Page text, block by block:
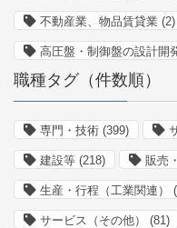
不動産業、物品賃貸業 (2)
高圧盤・制御盤の設計開
職種タグ（件数順）
専門・技術 (399)
建設等 (218) 販売
生産・行程（工業関連）
サービス（その他） (81)